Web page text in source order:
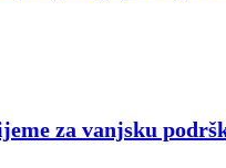
za vanjsku